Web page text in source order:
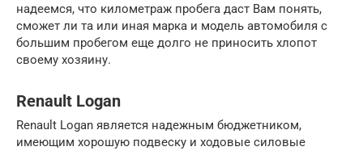
надеемся, что километраж пробега даст Вам понять,
сможет ли та или иная марка и модель автомобиля с
большим пробегом еще долго не приносить хлопот
своему хозяину.
Renault Logan
Renault Logan является надежным бюджетником,
имеющим хорошую подвеску и ходовые силовые